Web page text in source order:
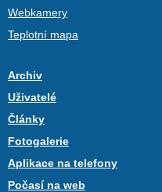
Webkamery
Teplotní mapa
Archiv
Uživatelé
Články
Fotogalerie
Aplikace na telefony
Počasí na web